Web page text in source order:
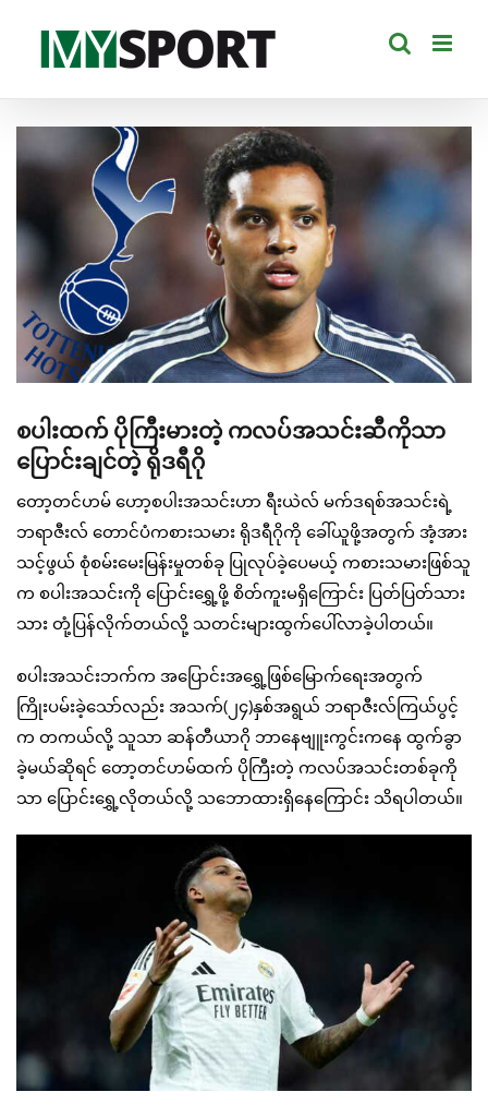
content
Larger
စပါးထက် ပိုကြီးမားတဲ့ ကလပ်အသင်းဆီကိုသာ
ပြောင်းချင်တဲ့ ရိုဒရီဂို
တော့တင်ဟမ် ဟော့စပါးအသင်းဟာ ရီးယဲလ် မက်ဒရစ်အသင်းရဲ့
ဘရာဇီးလ် တောင်ပံကစားသမား ရိုဒရီဂိုကို ခေါ်ယူဖို့အတွက် အံ့အား
သင့်ဖွယ် စုံစမ်းမေးမြန်းမှုတစ်ခု ပြုလုပ်ခဲ့ပေမယ့် ကစားသမားဖြစ်သူ
က စပါးအသင်းကို ပြောင်းရွှေ့ဖို့ စိတ်ကူးမရှိကြောင်း ပြတ်ပြတ်သား
သား တုံ့ပြန်လိုက်တယ်လို့ သတင်းများထွက်ပေါ်လာခဲ့ပါတယ်။
စပါးအသင်းဘက်က အပြောင်းအရွှေ့ဖြစ်မြောက်ရေးအတွက်
ကြိုးပမ်းခဲ့သော်လည်း အသက်(၂၄)နှစ်အရွယ် ဘရာဇီးလ်ကြယ်ပွင့်
က တကယ်လို့ သူသာ ဆန်တီယာဂို ဘာနေဗျူးကွင်းကနေ ထွက်ခွာ
ခဲ့မယ်ဆိုရင် တော့တင်ဟမ်ထက် ပိုကြီးတဲ့ ကလပ်အသင်းတစ်ခုကို
သာ ပြောင်းရွှေ့လိုတယ်လို့ သဘောထားရှိနေကြောင်း သိရပါတယ်။